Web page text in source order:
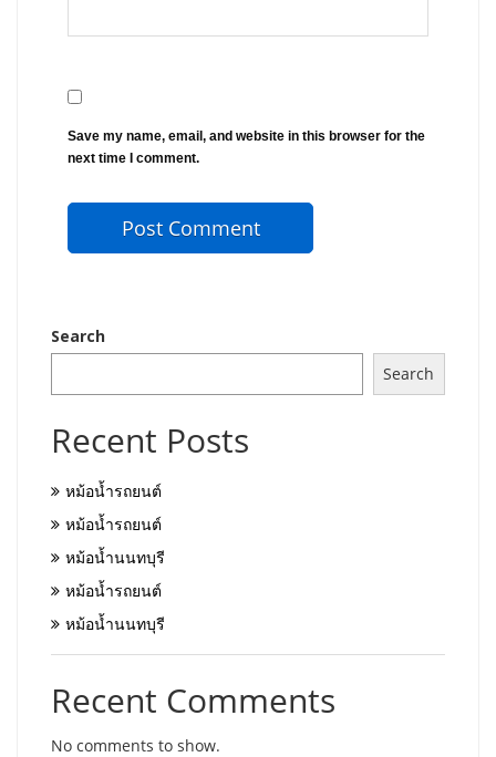
Save my name, email, and website in this browser for the
next time I comment.
Search
Search
Recent Posts
หม้อน้ำรถยนต์
หม้อน้ำรถยนต์
หม้อน้ำนนทบุรี
หม้อน้ำรถยนต์
หม้อน้ำนนทบุรี
Recent Comments
No comments to show.